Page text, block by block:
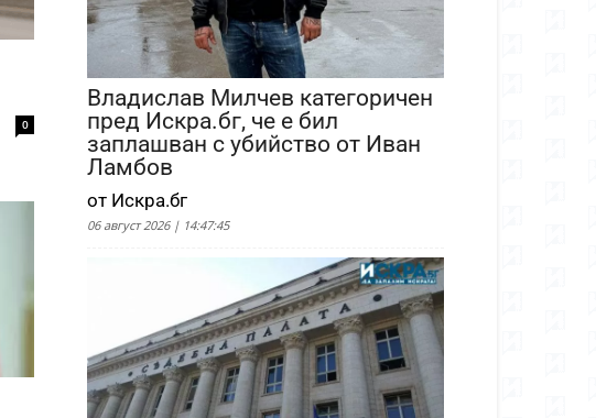
0
Владислав Милчев категоричен
пред Искра.бг, че е бил
заплашван с убийство от Иван
Ламбов
от Искра.бг
06 август 2026 | 14:47:45